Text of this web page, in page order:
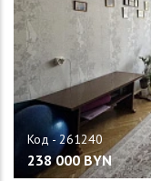
238 000 BYN